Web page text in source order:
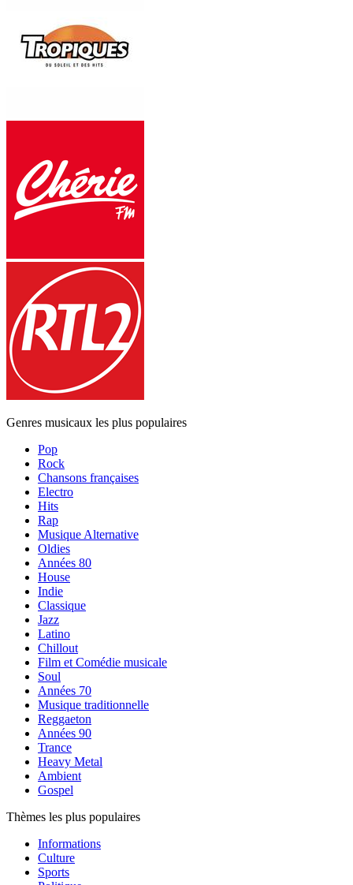
Genres musicaux les plus populaires
Pop
Rock
Chansons françaises
Electro
Hits
Rap
Musique Alternative
Oldies
Années 80
House
Indie
Classique
Jazz
Latino
Chillout
Film et Comédie musicale
Soul
Années 70
Musique traditionnelle
Reggaeton
Années 90
Trance
Heavy Metal
Ambient
Gospel
Thèmes les plus populaires
Informations
Culture
Sports